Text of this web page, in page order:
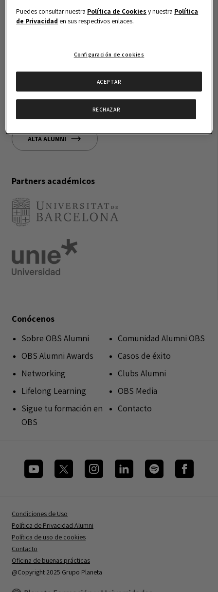
Únete a la Comunidad #AlumniOBS
a través de una red internacional
formada por más de48.000 antiguos alumnosy
descubre los beneficios de formar parte de la Red
Alumni participando en nuestros eventos y
ALTA ALUMNI
Partners académicos
Conócenos
Sobre OBS Alumni
OBS Alumni Awards
Networking
Lifelong Learning
Sigue tu formación en
OBS
Comunidad Alumni OBS
Casos de éxito
Clubs Alumni
OBS Media
Contacto
Condiciones de Uso
Política de Privacidad Alumni
Política de uso de cookies
Contacto
Oficina de buenas prácticas
@Copyright 2025 Grupo Planeta
Puedes consultar nuestra Política de Cookies y nuestra Política
de Privacidad en sus respectivos enlaces.
Configuración de cookies
RECHAZAR
ACEPTAR